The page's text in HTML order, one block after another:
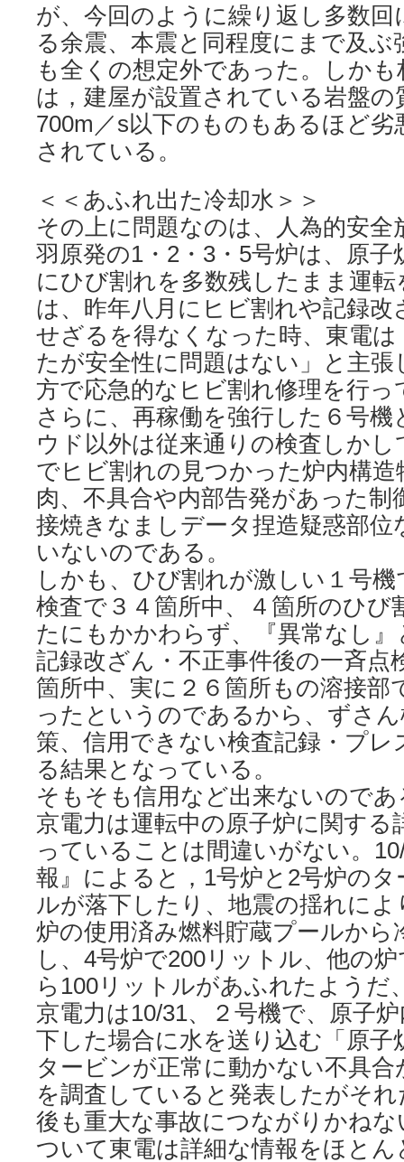
が、今回のように繰り返し多数
る余震、本震と同程度にまで及
も全くの想定外であった。しか
は，建屋が設置されている岩盤の
700m／s以下のものもあるほど
されている。
＜＜あふれ出た冷却水＞＞
その上に問題なのは、人為的安全
羽原発の1・2・3・5号炉は、原
にひび割れを多数残したまま運
は、昨年八月にヒビ割れや記録
せざるを得なくなった時、東電
たが安全性に問題はない」と主
方で応急的なヒビ割れ修理を行
さらに、再稼働を強行した６号
ウド以外は従来通りの検査しか
でヒビ割れの見つかった炉内構造
肉、不具合や内部告発があった制
接焼きなましデータ捏造疑惑部
いないのである。
しかも、ひび割れが激しい１号
検査で３４箇所中、４箇所のひび
たにもかかわらず、『異常なし
記録改ざん・不正事件後の一斉点
箇所中、実に２６箇所もの溶接部
ったというのであるから、ずさ
策、信用できない検査記録・プレ
る結果となっている。
そもそも信用など出来ないので
京電力は運転中の原子炉に関する
っていることは間違いがない。
報』によると，1号炉と2号炉の
ルが落下したり、地震の揺れによ
炉の使用済み燃料貯蔵プールから
し、4号炉で200リットル、他の
ら100リットルがあふれたようだ
京電力は10/31、２号機で、原子
下した場合に水を送り込む「原子
タービンが正常に動かない不具
を調査していると発表したがそ
後も重大な事故につながりかね
ついて東電は詳細な情報をほと